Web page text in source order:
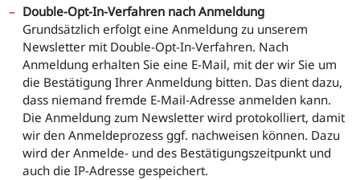
Double-Opt-In-Verfahren nach Anmeldung
Grundsätzlich erfolgt eine Anmeldung zu unserem
Newsletter mit Double-Opt-In-Verfahren. Nach
Anmeldung erhalten Sie eine E-Mail, mit der wir Sie um
die Bestätigung Ihrer Anmeldung bitten. Das dient dazu,
dass niemand fremde E-Mail-Adresse anmelden kann.
Die Anmeldung zum Newsletter wird protokolliert, damit
wir den Anmeldeprozess ggf. nachweisen können. Dazu
wird der Anmelde- und des Bestätigungszeitpunkt und
auch die IP-Adresse gespeichert.